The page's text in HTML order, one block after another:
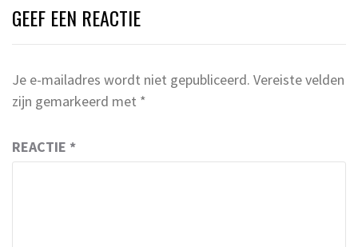
GEEF EEN REACTIE
Je e-mailadres wordt niet gepubliceerd. Vereiste velden
zijn gemarkeerd met *
REACTIE *